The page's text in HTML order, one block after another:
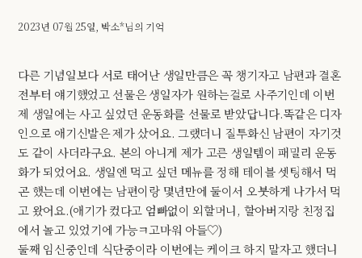
2023년 07월 25일, 박소*님의 기억
다른 기념일보다 서로 태어난 생일만큼은 꼭 챙기자고 남편과 결혼
전부터 얘기했었고 선물은 생일자가 원하는걸로 사주기인데 이번
제 생일에는 사고 싶었던 운동화를 선물로 받았답니다.똑같은 디자
인으로 애기신발은 제가 샀어요. 그랬더니 질투화신 남편이 자기것
도 같이 사더라구요. 본의 아니게 제가 고른 생일템이 패밀리 운동
화가 되었어요. 생일엔 먹고 싶던 메뉴를 정해 테이블 셋팅해서 먹
곤 했는데 이번에는 남편이랑 몇년만에 둘이서 오붓하게 나가서 먹
고 왔어요.(애기가 컸다고 엄빠없이 외할머니, 할아버지랑 친정집
에서 놀고 있었기에 가능ㅋ고마워 아들♡)
둘째 임신중인데 식단중이라 이번에는 케이크 하지 말자고 했더니